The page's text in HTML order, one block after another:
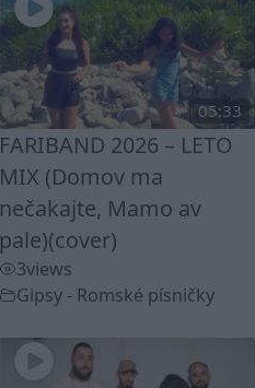
05:33
FARIBAND 2026 – LETO
MIX (Domov ma
nečakajte, Mamo av
pale)(cover)
3views
Gipsy - Romské písničky